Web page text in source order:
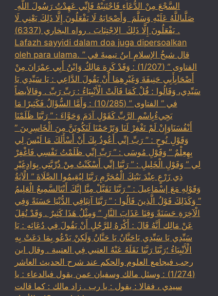
السَّجْعَ ‏‏مِنْ الدُّعَاءِ فَاجْتَنِبْهُ فَإِنِّي عَهِدْتُ رَسُولَ اللَّهِ ‏
‏صَلَّىاللَّهُ عَلَيْهِ وَسَلَّمَ ‏ ‏وَأَصْحَابَهُ لَا يَفْعَلُونَ إِلَّا ذَلِكَ ‏‏يَعْنِي لَا
يَفْعَلُونَ إِلَّا ذَلِكَ ‏ ‏الِاجْتِنَابَ . رواه البخاري (6337) .
Lafazh sayyidi dalam doa juga dipersoalkan
oleh para ulama. قال شيخُ الإسلامِ ابنُ تيميةَ في ”
الفتاوى ” (1/207) : وَقَدْ كَرِهَ مَالِكٌ وَابْنُ أَبِي عِمْرَانَ مِنْ
أَصْحَابِأَبِي حَنِيفَةَ وَغَيْرِهِمَا أَنْ يَقُولَ الدَّاعِي : يَا سَيِّدِي يَا
سَيِّدِي، وَقَالُوا : قُلْ كَمَا قَالَتْ الْأَنْبِيَاءُ : رَبِّ رَبِّ . وقالأيضاً
في ” الفتاوى ” (10/285) : وَأَمَّا السُّؤَالُ فَكَثِيرًا مَا
يَجِيءُبِاسْمِ الرَّبِّ كَقَوْلِ آدَمَ وَحَوَّاءَ : ” رَبَّنَا ظَلَمْنَا
أَنْفُسَنَاوَإِنْ لَمْ تَغْفِرْ لَنَا وَتَرْحَمْنَا لَنَكُونَنَّ مِنَ الْخَاسِرِينَ ”
وَقَوْلِ نُوحٍ : ” رَبِّ إنِّي أَعُوذُ بِكَ أَنْ أَسْأَلَكَ مَا لَيْسَ لِي
بِهِعِلْمٌ ” وَقَوْلِ مُوسَى : ” رَبِّ إنِّي ظَلَمْتُ نَفْسِي فَاغْفِرْ
لِي ” وَقَوْلِ الْخَلِيلِ : ” رَبَّنَا إنِّي أَسْكَنْتُ مِنْ ذُرِّيَّتِي بِوَادٍغَيْرِ
ذِي زَرْعٍ عِنْدَ بَيْتِكَ الْمُحَرَّمِ رَبَّنَا لِيُقِيمُوا الصَّلَاةَ ” الْآيَةُ
وَقَوْلِهِ مَعَ إسْمَاعِيلَ : ” رَبَّنَا تَقَبَّلْ مِنَّا إنَّكَ أَنْتَالسَّمِيعُ الْعَلِيمُ
” وَكَذَلِكَ قَوْلُ الَّذِينَ قَالُوا : ” رَبَّنَا آتِنَافِي الدُّنْيَا حَسَنَةً وَفِي
الْآخِرَةِ حَسَنَةً وَقِنَا عَذَابَ النَّارِ ” وَمِثْلُ هَذَا كَثِيرٌ . وَقَدْ نُقِلَ
عَنْ مَالِك أَنَّهُ قَالَ : أَكْرَهُ لِلرَّجُلِ أَنْ يَقُولَ فِي دُعَائِهِ : يَا
سَيِّدِي يَا سَيِّدِي يَاحَنَّانُ يَا حَنَّانُ وَلَكِنْ يَدْعُو بِمَا دَعَتْ بِهِ
الْأَنْبِيَاءُ ؛رَبَّنَا رَبَّنَا نَقَلَهُ عَنْهُ العتبي فِي العتبية . وقال ابن
رجب فيجامع العلوم والحكم عند شرح الحديث العاشر
(1/274) : وسئل مالك وسفيان عمن يقول فيالدعاء : يا
سيدي ، فقالا : يقول : يا رب . زاد مالك : كما قالت